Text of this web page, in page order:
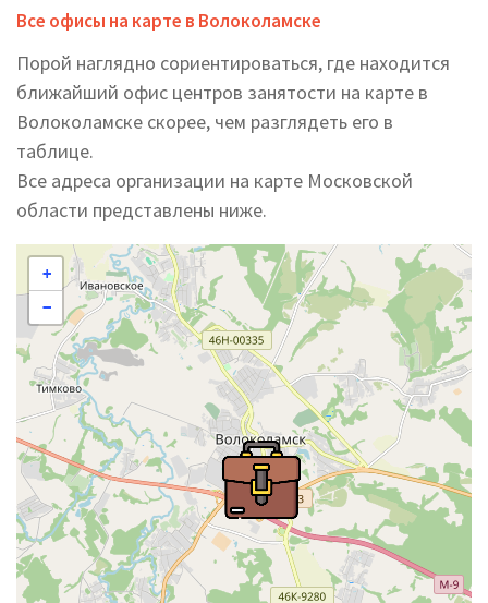
Все офисы на карте в Волоколамске
Порой наглядно сориентироваться, где находится
ближайший офис центров занятости на карте в
Волоколамске скорее, чем разглядеть его в
таблице.
Все адреса организации на карте Московской
области представлены ниже.
+
−